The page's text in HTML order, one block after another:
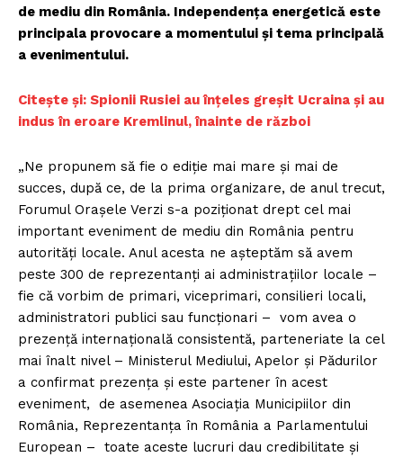
de mediu din România. Independența energetică este
principala provocare a momentului și tema principală
a evenimentului.
Citește și: Spionii Rusiei au înțeles greșit Ucraina și au
indus în eroare Kremlinul, înainte de război
„Ne propunem să fie o ediție mai mare și mai de
succes, după ce, de la prima organizare, de anul trecut,
Forumul Orașele Verzi s-a poziționat drept cel mai
important eveniment de mediu din România pentru
autorități locale. Anul acesta ne așteptăm să avem
peste 300 de reprezentanți ai administrațiilor locale –
fie că vorbim de primari, viceprimari, consilieri locali,
administratori publici sau funcționari – vom avea o
prezență internațională consistentă, parteneriate la cel
mai înalt nivel – Ministerul Mediului, Apelor și Pădurilor
a confirmat prezența și este partener în acest
eveniment, de asemenea Asociația Municipiilor din
România, Reprezentanța în România a Parlamentului
European – toate aceste lucruri dau credibilitate și